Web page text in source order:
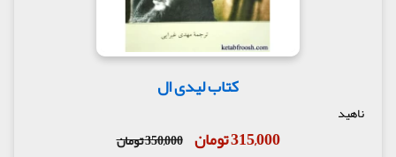
کتاب لیدی ال
ناهید
315,000 تومان 350,000 تومان